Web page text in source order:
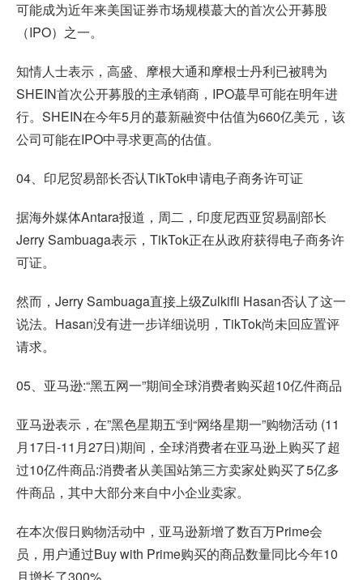
可能成为近年来美国证券市场规模蕞大的首次公开募股
（IPO）之一。
知情人士表示，高盛、摩根大通和摩根士丹利已被聘为
SHEIN首次公开募股的主承销商，IPO蕞早可能在明年进
行。SHEIN在今年5月的蕞新融资中估值为660亿美元，该
公司可能在IPO中寻求更高的估值。
04、印尼贸易部长否认TikTok申请电子商务许可证
据海外媒体Antara报道，周二，印度尼西亚贸易副部长
Jerry Sambuaga表示，TikTok正在从政府获得电子商务许
可证。
然而，Jerry Sambuaga直接上级Zulkifli Hasan否认了这一
说法。Hasan没有进一步详细说明，TikTok尚未回应置评
请求。
05、亚马逊:“黑五网一”期间全球消费者购买超10亿件商品
亚马逊表示，在”黑色星期五“到“网络星期一”购物活动 (11
月17日-11月27日)期间，全球消费者在亚马逊上购买了超
过10亿件商品:消费者从美国站第三方卖家处购买了5亿多
件商品，其中大部分来自中小企业卖家。
在本次假日购物活动中，亚马逊新增了数百万Prime会
员，用户通过Buy with Prime购买的商品数量同比今年10
月增长了300%。